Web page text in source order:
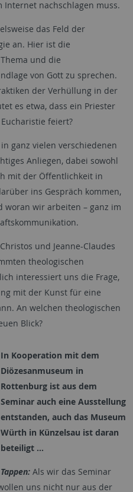
Internet nachschlagen muss.
das Feld der
an. Hier ist die
und die
von Gott zu sprechen.
der Verhüllung in der
es etwa, dass ein Priester
feiert?
ganz vielen verschiedenen
Anliegen, dabei sowohl
mit der Öffentlichkeit in
ins Gespräch kommen,
wir arbeiten – ganz im
und Jeanne-Claudes
theologischen
interessiert uns die Frage,
mit der Kunst für eine
An welchen theologischen
Blick?
In Kooperation mit dem
Diözesanmuseum in
Rottenburg ist aus dem
Seminar auch eine Ausstellung
entstanden, auch das Museum
Würth in Künzelsau ist daran
beteiligt …
Tappen: Als wir das Seminar
uns nicht nur aus der